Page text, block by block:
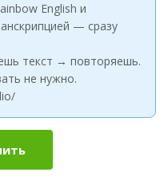
English и
— сразу
текст → повторяешь.
не нужно.